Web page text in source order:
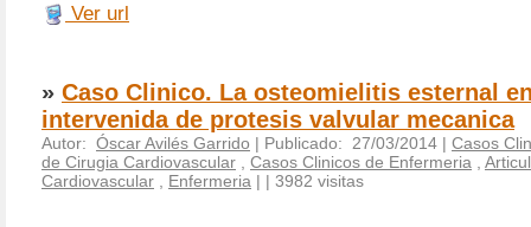
Ver url
» Caso Clinico. La osteomielitis esternal
intervenida de protesis valvular mecanica
Autor: Óscar Avilés Garrido | Publicado: 27/03/2014 | Casos
de Cirugia Cardiovascular
Casos Clinicos de Enfermeria
Cardiovascular
Enfermeria | | 3982 visitas